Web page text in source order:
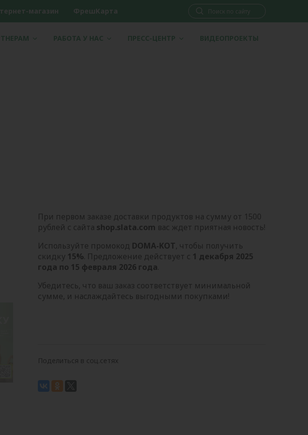
магазин ФрешКарта
РАБОТА У НАС ПРЕСС-ЦЕНТР ВИДЕОПРОЕКТЫ
При первом заказе доставки продуктов на сумму от 1500
рублей с сайта shop.slata.com вас ждет приятная новость!
Используйте промокод DOMA-KOT, чтобы получить
скидку 15%. Предложение действует с 1 декабря 2025
года по 15 февраля 2026 года.
Убедитесь, что ваш заказ соответствует минимальной
сумме, и наслаждайтесь выгодными покупками!
Поделиться в соц.сетях